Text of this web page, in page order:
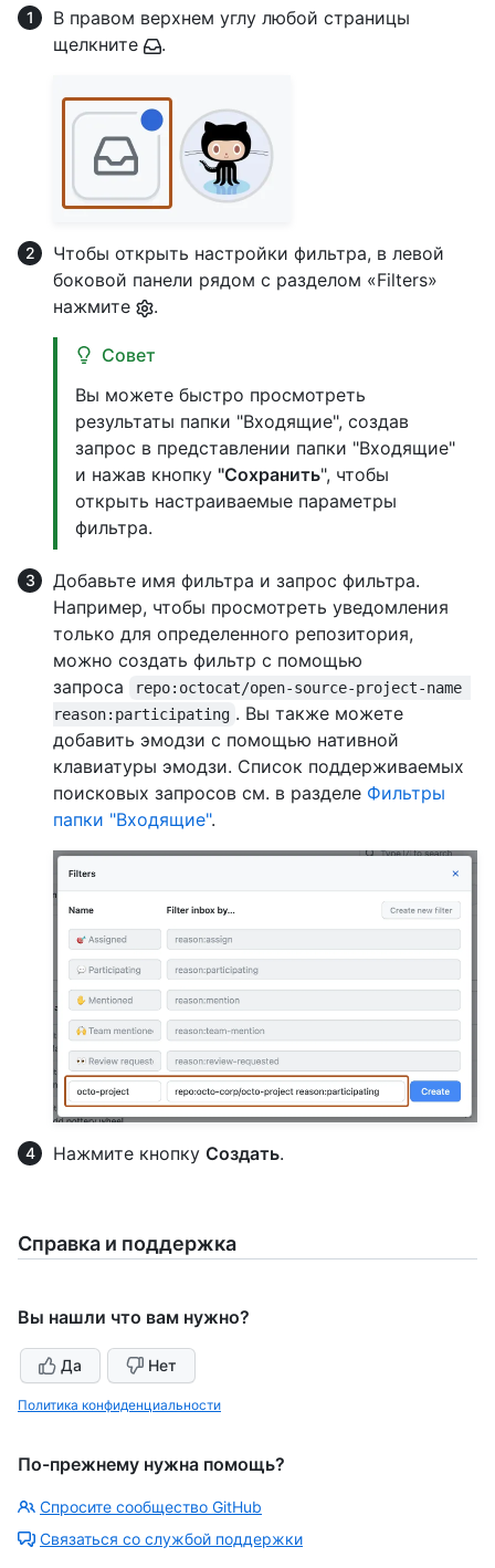
В правом верхнем углу любой страницы
щелкните
.
Чтобы открыть настройки фильтра, в левой
боковой панели рядом с разделом «Filters»
нажмите
.
Совет
Вы можете быстро просмотреть
результаты папки "Входящие", создав
запрос в представлении папки "Входящие"
и нажав кнопку "Сохранить", чтобы
открыть настраиваемые параметры
фильтра.
Добавьте имя фильтра и запрос фильтра.
Например, чтобы просмотреть уведомления
только для определенного репозитория,
можно создать фильтр с помощью
запроса
repo:octocat/open-source-project-name
reason:participating . Вы также можете
добавить эмодзи с помощью нативной
клавиатуры эмодзи. Список поддерживаемых
поисковых запросов см. в разделе Фильтры
папки "Входящие".
Нажмите кнопку Создать.
Справка и поддержка
Вы нашли что вам нужно?
Да Нет
Политика конфиденциальности
По-прежнему нужна помощь?
Спросите сообщество GitHub
Связаться со службой поддержки